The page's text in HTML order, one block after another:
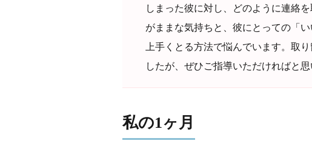
しまった彼に対し、どのように連絡
がままな気持ちと、彼にとっての「
上手くとる方法で悩んでいます。取
したが、ぜひご指導いただければと思
私の1ヶ月